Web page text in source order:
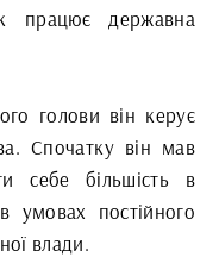
працює державна
голови він керує
Спочатку він мав
себе більшість в
умовах постійного
влади.